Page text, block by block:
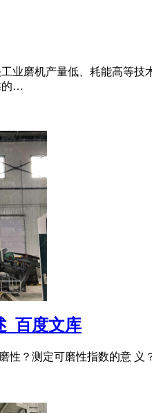
业磨机产量低、耗能高等
的…
_百度文库
性？测定可磨性指数的意